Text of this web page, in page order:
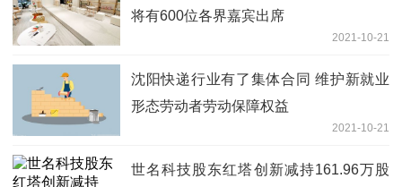
将有600位各界嘉宾出席
2021-10-21
沈阳快递行业有了集体合同 维护新就业
形态劳动者劳动保障权益
2021-10-21
世名科技股东红塔创新减持161.96万股